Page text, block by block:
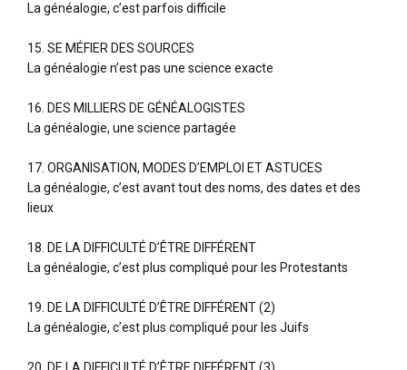
La généalogie, c’est parfois difficile
15. SE MÉFIER DES SOURCES
La généalogie n’est pas une science exacte
16. DES MILLIERS DE GÉNÉALOGISTES
La généalogie, une science partagée
17. ORGANISATION, MODES D’EMPLOI ET ASTUCES
La généalogie, c’est avant tout des noms, des dates et des
lieux
18. DE LA DIFFICULTÉ D’ÊTRE DIFFÉRENT
La généalogie, c’est plus compliqué pour les Protestants
19. DE LA DIFFICULTÉ D’ÊTRE DIFFÉRENT (2)
La généalogie, c’est plus compliqué pour les Juifs